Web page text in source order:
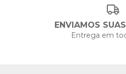
ENVIAMOS
Entrega em